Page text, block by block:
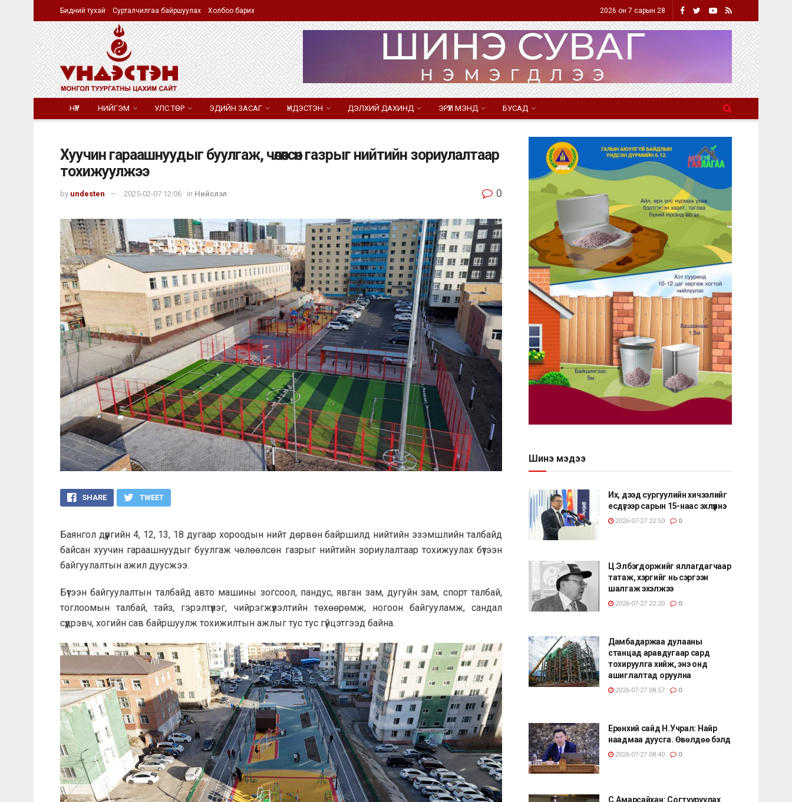
Бидний тухай Сурталчилгаа байршуулах Холбоо барих 2026 он 7 сарын 28
НҮҮР НИЙГЭМ УЛС ТӨР ЭДИЙН ЗАСАГ ҮНДЭСТЭН ДЭЛХИЙ ДАХИНД ЭРҮҮЛ МЭНД БУСАД
Хуучин гараашнуудыг буулгаж, чөлөөлсөн газрыг нийтийн зориулалтаар
тохижуулжээ
by undesten 2025-02-07 12:06 in Нийслэл 0
SHARE TWEET
Баянгол дүүргийн 4, 12, 13, 18 дугаар хороодын нийт дөрвөн байршилд нийтийн эзэмшлийн талбайд
байсан хуучин гараашнуудыг буулгаж чөлөөлсөн газрыг нийтийн зориулалтаар тохижуулах бүтээн
байгуулалтын ажил дуусжээ.
Бүтээн байгуулалтын талбайд авто машины зогсоол, пандус, явган зам, дугуйн зам, спорт талбай,
тоглоомын талбай, тайз, гэрэлтүүлэг, чийрэгжүүлэлтийн төхөөрөмж, ногоон байгууламж, сандал
сүүдрэвч, хогийн сав байршуулж тохижилтын ажлыг тус тус гүйцэтгээд байна.
Шинэ мэдээ
Их, дээд сургуулийн хичээлийг
есдүгээр сарын 15-наас эхлүүлнэ
2026-07-27 22:50 0
Ц.Элбэгдоржийг яллагдагчаар
татаж, хэргийг нь сэргээн
шалгаж эхэлжээ
2026-07-27 22:20 0
Дамбадаржаа дулааны
станцад аравдугаар сард
тохируулга хийж, энэ онд
ашиглалтад оруулна
2026-07-27 08:57 0
Ерөнхий сайд Н.Учрал: Найр
наадмаа дуусга. Өвөлдөө бэлд
2026-07-27 08:40 0
С.Амарсайхан: Согтууруулах